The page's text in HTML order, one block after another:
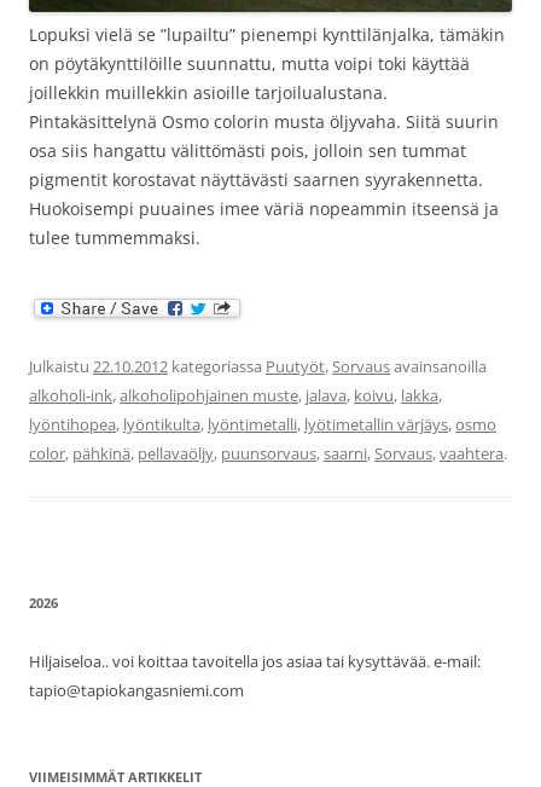
Lopuksi vielä se ”lupailtu” pienempi kynttilänjalka, tämäkin
on pöytäkynttilöille suunnattu, mutta voipi toki käyttää
joillekkin muillekkin asioille tarjoilualustana.
Pintakäsittelynä Osmo colorin musta öljyvaha. Siitä suurin
osa siis hangattu välittömästi pois, jolloin sen tummat
pigmentit korostavat näyttävästi saarnen syyrakennetta.
Huokoisempi puuaines imee väriä nopeammin itseensä ja
tulee tummemmaksi.
Julkaistu 22.10.2012 kategoriassa Puutyöt,Sorvausavainsanoilla
alkoholi-ink,alkoholipohjainen muste, jalava, koivu, lakka,
lyöntihopea, lyöntikulta, lyöntimetalli, lyötimetallin värjäys,osmo
color, pähkinä, pellavaöljy, puunsorvaus,saarni,Sorvaus,vaahtera.
2026
Hiljaiseloa.. voi koittaa tavoitella jos asiaa tai kysyttävää. e-mail:
tapio@tapiokangasniemi.com
VIIMEISIMMÄT ARTIKKELIT